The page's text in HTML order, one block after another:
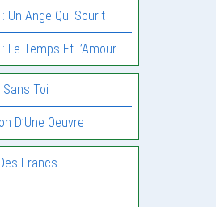
Un Ange Qui Sourit
Temps Et L’Amour
Sans Toi
D’Une Oeuvre
Francs